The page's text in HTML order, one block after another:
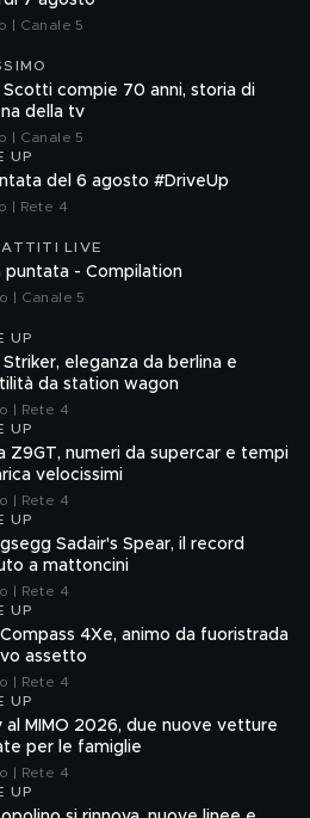
| Canale 5
Scotti compie 70 anni, storia di
della tv
| Canale 5
UP
del 6 agosto #DriveUp
| Rete 4
LIVE
puntata - Compilation
| Canale 5
UP
Striker, eleganza da berlina e
da station wagon
| Rete 4
UP
Z9GT, numeri da supercar e tempi
velocissimi
| Rete 4
UP
Sadair's Spear, il record
a mattoncini
| Rete 4
UP
4Xe, animo da fuoristrada
assetto
| Rete 4
UP
al MIMO 2026, due nuove vetture
per le famiglie
| Rete 4
UP